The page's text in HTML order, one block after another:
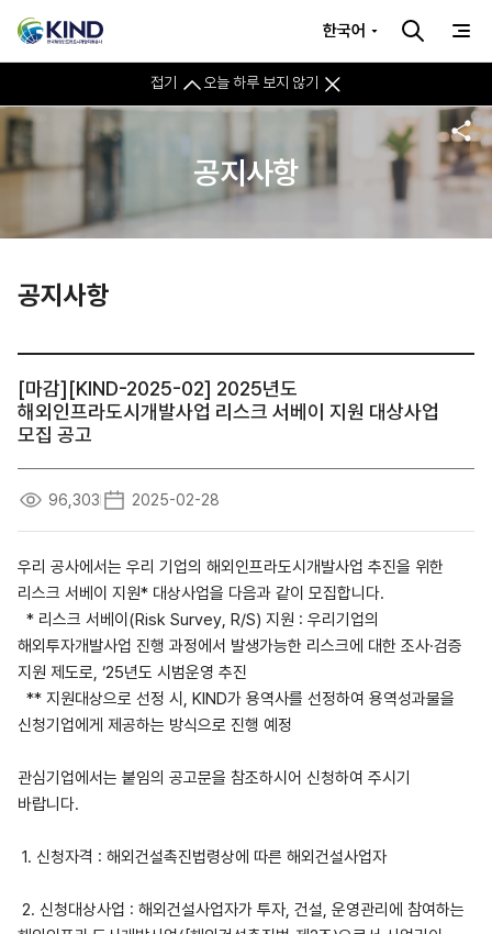
접기 오늘 하루 보지 않기
한국어
공지사항
공지사항
[마감][KIND-2025-02] 2025년도
해외인프라도시개발사업 리스크 서베이 지원 대상사업
모집 공고
96,303 2025-02-28
우리 공사에서는 우리 기업의 해외인프라도시개발사업 추진을 위한
리스크 서베이 지원* 대상사업을 다음과 같이 모집합니다.
* 리스크 서베이 (Risk Survey, R/S) 지원 : 우리기업의
해외투자개발사업 진행 과정에서 발생가능한 리스크에 대한 조사·검증
지원 제도로, ‘25년도 시범운영 추진
** 지원대상으로 선정 시 , KIND가 용역사를 선정하여 용역성과물을
신청기업에게 제공하는 방식으로 진행 예정
관심기업에서는 붙임의 공고문을 참조하시어 신청하여 주시기
바랍니다.
1. 신청자격 : 해외건설촉진법령상에 따른 해외건설사업자
2. 신청대상사업 : 해외건설사업자가 투자, 건설, 운영관리에 참여하는